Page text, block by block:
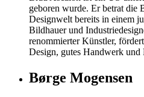
geboren wurde. Er betrat die
Designwelt bereits in einem
Bildhauer und
renommierter Künstler,
Design, gutes Handwerk und
Børge Mogensen